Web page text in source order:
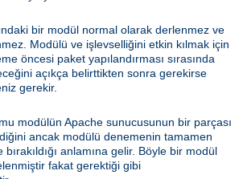
bir modül normal olarak derlenmez ve
Modülü ve işlevselliğini etkin kılmak için
öncesi paket yapılandırması sırasında
açıkça belirttikten sonra gerekirse
gerekir.
modülün Apache sunucusunun bir parçası
ancak modülü denemenin tamamen
anlamına gelir. Böyle bir modül
fakat gerektiği gibi